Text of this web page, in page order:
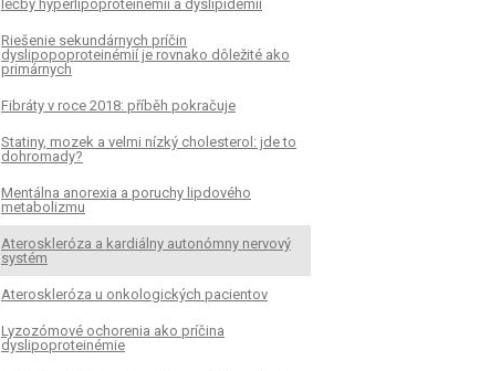
léčby hyperlipoproteinemií a dyslipidemií
Riešenie sekundárnych príčin
dyslipopoproteinémií je rovnako dôležité ako
primárnych
Fibráty v roce 2018: příběh pokračuje
Statiny, mozek a velmi nízký cholesterol: jde to
dohromady?
Mentálna anorexia a poruchy lipdového
metabolizmu
Ateroskleróza a kardiálny autonómny nervový
systém
Ateroskleróza u onkologických pacientov
Lyzozómové ochorenia ako príčina
dyslipoprotein­émie